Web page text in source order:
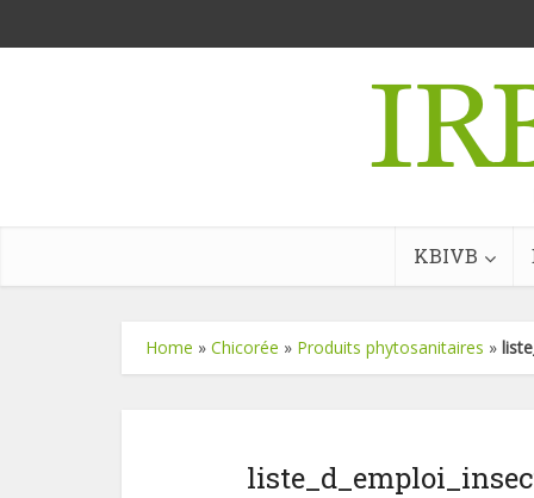
KBIVB
Home » Chicorée » Produits phytosanitaires »